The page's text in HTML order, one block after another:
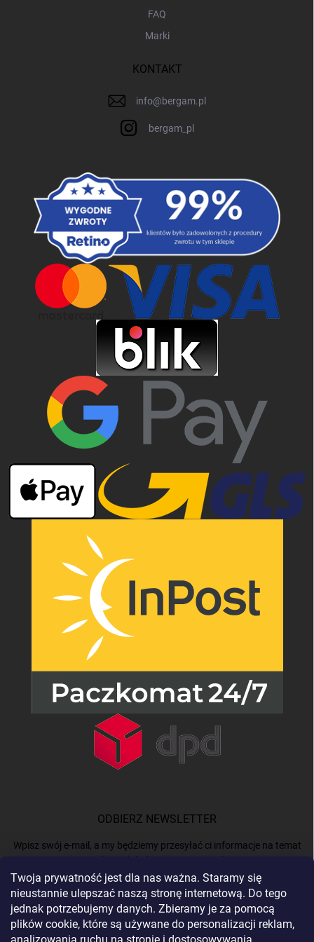
Twoja prywatność jest dla nas ważna. Staramy się
nieustannie ulepszać naszą stronę internetową. Do tego
jednak potrzebujemy danych. Zbieramy je za pomocą
plików cookie, które są używane do personalizacji reklam,
FAQ
Marki
KONTAKT
info@bergam.pl
bergam_pl
ODBIERZ NEWSLETTER
Wpisz swój e-mail, a my będziemy przesyłać ci informacje na temat
nowych produktów na naszym e-shop.
E-MAIL